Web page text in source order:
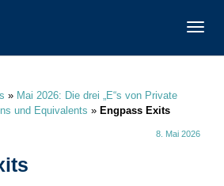
» Mai 2026: Die drei „E“s von Private
und Equivalents » Engpass Exits
8. Mai 2026